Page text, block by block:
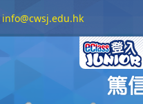
info@cwsj.edu.hk